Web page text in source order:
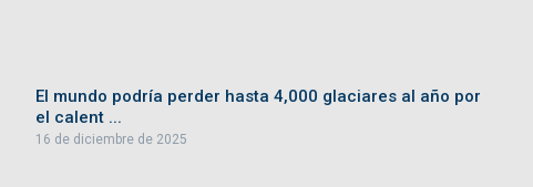
El mundo podría perder hasta 4,000 glaciares al año por
el calent ...
16 de diciembre de 2025